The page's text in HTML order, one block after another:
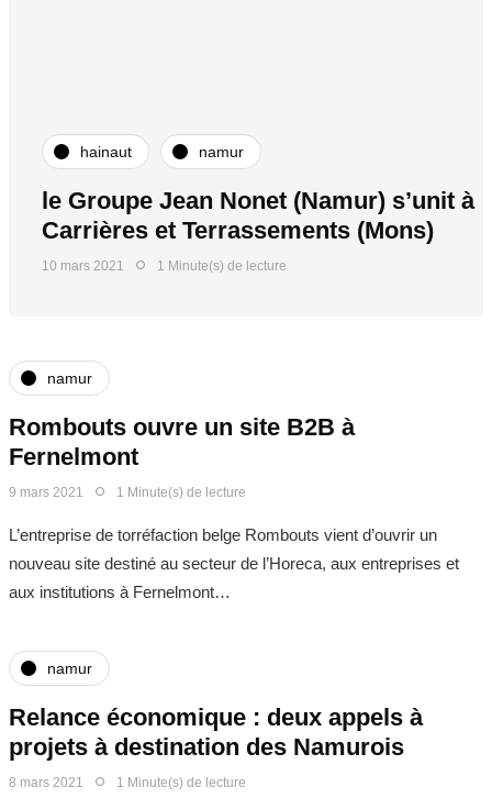
hainaut namur
le Groupe Jean Nonet (Namur) s’unit à
Carrières et Terrassements (Mons)
10 mars 2021 1 Minute(s) de lecture
namur
Rombouts ouvre un site B2B à
Fernelmont
9 mars 2021 1 Minute(s) de lecture
L’entreprise de torréfaction belge Rombouts vient d’ouvrir un
nouveau site destiné au secteur de l’Horeca, aux entreprises et
aux institutions à Fernelmont…
namur
Relance économique : deux appels à
projets à destination des Namurois
8 mars 2021 1 Minute(s) de lecture